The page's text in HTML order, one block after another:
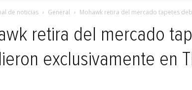
de noticias General Mohawk retira del mercado tapetes
retira del mercado
exclusivamente en